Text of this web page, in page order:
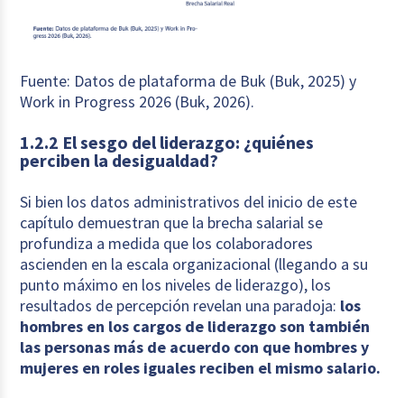
Fuente: Datos de plataforma de Buk (Buk, 2025) y
Work in Progress 2026 (Buk, 2026).
1.2.2 El sesgo del liderazgo: ¿quiénes
perciben la desigualdad?
Si bien los datos administrativos del inicio de este
capítulo demuestran que la brecha salarial se
profundiza a medida que los colaboradores
ascienden en la escala organizacional (llegando a su
punto máximo en los niveles de liderazgo), los
resultados de percepción revelan una paradoja: los
hombres en los cargos de liderazgo son también
las personas más de acuerdo con que hombres y
mujeres en roles iguales reciben el mismo salario.